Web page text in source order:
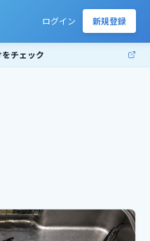
ログイン 新規登録
チェック